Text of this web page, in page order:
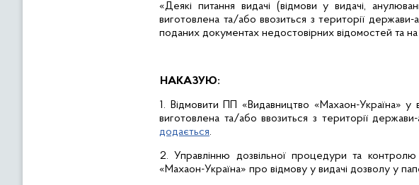
«Деякі питання видачі (відмови у видачі,
виготовлена та/або ввозиться з території держави-
поданих документах недостовірних відомостей та
НАКАЗУЮ:
1. Відмовити ПП «Видавництво «Махаон-Україна» у
виготовлена та/або ввозиться з території
додається.
2. Управлінню дозвільної процедури та
«Махаон-Україна» про відмову у видачі дозволу у